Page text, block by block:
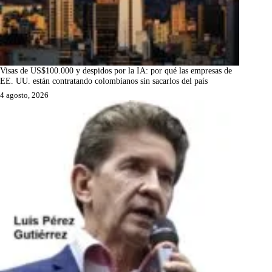
Visas de US$100.000 y despidos por la IA: por qué las empresas de
EE. UU. están contratando colombianos sin sacarlos del país
4 agosto, 2026